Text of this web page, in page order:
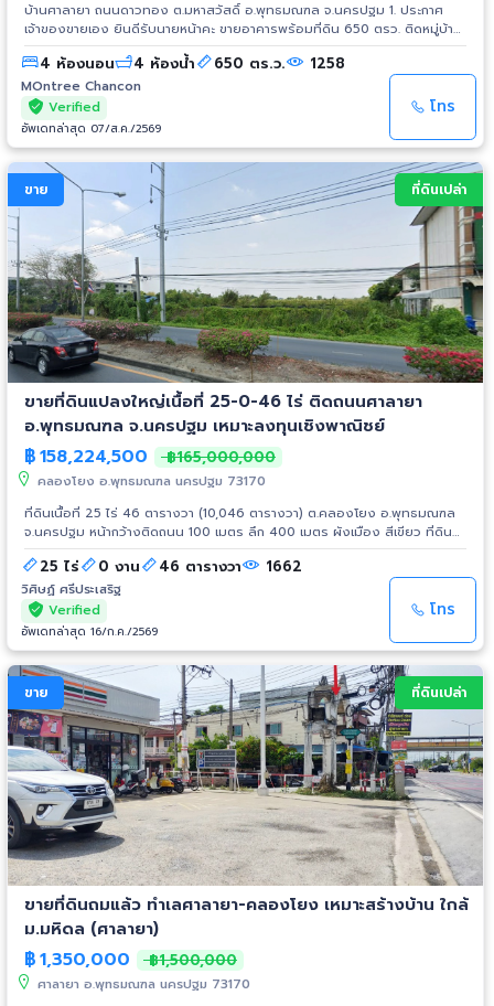
บ้านศาลายา ถนนดาวทอง ต.มหาสวัสดิ์ อ.พุทธมณฑล จ.นครปฐม 1. ประกาศ
เจ้าของขายเอง ยินดีรับนายหน้าคะ ขายอาคารพร้อมที่ดิน 650 ตรว. ติดหมู่บ้าน
กิตติชัย8 ถนนดาวทอง ต.มหาสวัสดิ์ อำเภอพุทธมณฑล จังหวัดนครปฐม ทำเล
ทองติดกับ 3 ร้านสะดวกซื้อ 2. ทำเลทองเหมาะทำธุรกิจ ติดกับ 3 ร้านสะดวกซื้อ
ตรงข้ามกับซีเจมอร์ซุเปอร์มาร์เก็ต เยื้องกับเซเว่นอีเลฟเว่น ใกล้กับมินิบิ๊กซี เหมาะ
ทำอ๊อฟฟิส ร้านอาหาร คาร์แคร์ คลังเก็บสินค้า 3. ขายอาคารพาณิชย์ 2 ชั้น
พร้อมที่ดิน 650 ตรว. มีรั้วรอบ 3 ด้าน บ้านกว้าง 8 เมตร ลึก 20 เมตร พื้นที่ใช้
สอง 320 ตรม. 4 ห้องนอน 4 ห้องน้ำ ตัวบ้านสร้างร่นระยะห่างจากหน้าถนน 16
เมตร พื้นบ้านยกสูงจากถนน 1 เมตร ไม่เคยมีปัญหาน้ำท่วม โครงสร้างลงเข็มทุก
จุดแข็งแรง ใช้วัสดุคุณภาพสูง 4. ที่ดินรวมทั้งหมด 650 ตารางวา หน้ากว้างติด
ถนน 28 เมตร ลึก 94 เมตร ขายอาคารพาณิชย์ทำเลดีที่สุดบนถนนเส้นคลอง
โยงนี้ เป็นที่ดินเก่า เหมาะเป็น ร้านอาหารเครื่องดื่ม ธุรกิจความสวยความงาม
ร้านขายอุปกรณ์อะไหล่ซ่อมรถ แฟรนไชส์ คลังสินค้า ฯลฯ หาไม่ได้อีกแล้ว ทำเลฮ
วงจุ้ยดี เพราะติดถนน มีรั้วหมู่บ้านรอบ 3 ด้าน ได้ที่จอดรถ 5-10 คัน ได้สเปซ
ระยะห่างระหว่างเพื่อนบ้าน ได้พื้นที่เขียวรอบบ้าน พร้อมเข้าพัก ดำเนินกิจการได้
ทันที มีพื้นที่กว้างขวาง ร่มรื่นด้วยต้นไม้ มีต้นไม้ใหญ่ร่มรื่นปลูกมานาน อากาศดี
มาก ล้อมรอบไปด้วยธรรมชาติ ลักษณะของชุมชนโดยรอบ สังคม บรรยากาศดี
ไม่แออัด มีความเป็นส่วนตัวสูง ด้านข้างและหลังติดรั้วหมู่บ้าน ทำเลที่ตั้งของ
ที่ดินพร้อมบ้านเหมือนรูปไข่ตรงกลาง 5. สถานที่สำคัญใกล้เคียง มหาวิทยาลัย
มหิดลศาลายา | เซ็นทรัลศาลายา | โลตัสศาลายา | สนามกอล์ฟรอยัลแจมส์ 6.
ทางลัดทางผ่านไป ตลาดท่านา อ.นครชัยศรี, ตลาดโบราณ100ปี รางกระทุ่ม
อ.บางเลน, พระราชวังสนามจันทร์ องค์พระปฐมเจดีย์ จ.นครปฐม 7. ปัจจุบันมีผู้
เช่าอยู่ ยังไม่หมดสัญญา ทำร้านอาหาร ผู้เช่านิสัยดีมาก ผู้สนใจซื้อสามารถรับค่า
เช่าต่อได้เดือนละสองหมื่น สัญญาเหลืออีกประมาณ 1 ปี หรือให้ทางเราบอก
ยกเลิกการเช่าพร้อมคืนมัดจำได้ตามที่ผู้ซื้อต้องการ 8. สามารถดูรูปภาพ และ
ตำแหน่งที่ตั้งทำเลได้โดยตรงจากลิ๊งค์ หรือขับไปดูสถานที่จริงๆ ใกล้กรุงเทพ
นครปฐม 2091 ต.มหาสวัสดิ์ อ.พุทธมณฑล จ.นครปฐม 73170 9. ข้อมูล
ตำแหน่งที่ตั้งที่ดิน Location Google Map: ติดกับหมู่บ้านกิติชัย 8 และ 14 หน้า
หมู่บ้านเป็นชุมชนขนาดใหญ่ a. https://goo.gl/maps/dMdemTEinX9VvSS2A
10. *ยินดีรับบริษัทตัวแทนขาย-นายหน้าอิสระแบบเปิด หรือผู้ที่ต้องการทำการ
ตลาดแบบจ่ายเมื่อขายได้ ให้ค่าคอม 3-4% เรามีที่ดินอีกหลายแปลงฝากขาย เช่น
1)บ้านพร้อมที่ดินติดถนนดาวทองอ.พุทธมณฑล(ติด3ร้านสะดวกซื้อ) 2)ที่ดินติด
ถนนทุ่งมังกรซอย6แขวงฉิมพลีเขตตลิ่งชัน 3)ที่ดินติดหน้าถนนราษฎร์นิมิตเขต
คลองสามวา(ใกล้ปากซอยถ.หทัยราษฎร์) 11. ราคาขาย 14 ล้านบาท สนใจติดต่อ
โทร. 080 210 7595, 061 647 0184-5 (id Line: wechancon) เลขโฉนด
5902 12. #ที่ดินศาลายา #ที่ดินพุทธมณฑล #ขายที่ดินมหิดล #ขายที่ดิน
บางเลน #ขายที่ดินนครปฐม #ที่ดินดาวทอง #บางเลน #คลองโยง #เทพนิมิต
ลานตากฟ้า #พุทธมณฑลสาย4 #พุทธมณฑลสาย5 #มหิดลศาลายา #เซ็นทรัล
ศาลายา #ศูนย์การแพทย์กาญจนา #โลตัสศาลายา #บ้านนครปฐม #บ้านเดี่ยว
มือสองศาลายา
4 ห้องนอน 4 ห้องน้ำ 650 ตร.ว. 1258
MOntree Chancon
Verified
อัพเดทล่าสุด 07/ส.ค./2569
โทร
ขาย ที่ดินเปล่า
ขายที่ดินแปลงใหญ่เนื้อที่ 25-0-46 ไร่ ติดถนนศาลายา
อ.พุทธมณฑล จ.นครปฐม เหมาะลงทุนเชิงพาณิชย์
฿158,224,500 ฿165,000,000
คลองโยง อ.พุทธมณฑล นครปฐม 73170
ที่ดินเนื้อที่ 25 ไร่ 46 ตารางวา (10,046 ตารางวา) ต.คลองโยง อ.พุทธมณฑล
จ.นครปฐม หน้ากว้างติดถนน 100 เมตร ลึก 400 เมตร ผังเมือง สีเขียว ที่ดิน
ประเภทชุมชนและเกษตรกรรม ที่ดินติดถนนนครปฐม 3004 (ศาลายา-บางภาษี)
คลองโยง เหมาะลงทุนทำโครงการบ้านจัดสรร โครงการเชิงพาณิชย์ ใกล้
มหาวิทยาลัยมหิดล ศาลายา ม.ราชภัฏสวนสุนันทา เซ็นทรัล ศาลายา โรงเรียน
กาญจนาภิเษกวิทยาลัย ตลาดนัดคลองโยง ตลาดศาลายา โรงพยาบาลศาลายา
ราคาขาย 158,224,500 บาท (ไร่ละ 6,300,000 บาท) โทร 081-2702525 คุณ
วิศิษฏ์ ID LINE : @ws.estate789 #ขายที่ดิน #ที่ดินศาลายา #ที่ดินพุทธมณฑล
#ที่ดินนครปฐม #ที่ดินติดถนนใหญ่ #ที่ดินถนนศาลายา #ที่ดินแปลงใหญ่
#ที่ดิน25ไร่ #ที่ดินเพื่อการลงทุน #ที่ดินเชิงพาณิชย์ #ที่ดินพัฒนาโครงการ
#ที่ดินทำธุรกิจ #ที่ดินทำเลทอง #ที่ดินศักยภาพสูง
25 ไร่ 0 งาน 46 ตารางวา 1662
วิศิษฏ์ ศรีประเสริฐ
Verified
อัพเดทล่าสุด 16/ก.ค./2569
โทร
ขาย ที่ดินเปล่า
ขายที่ดินถมแล้ว ทำเลศาลายา-คลองโยง เหมาะสร้างบ้าน ใกล้
ม.มหิดล (ศาลายา)
฿1,350,000 ฿1,500,000
ศาลายา อ.พุทธมณฑล นครปฐม 73170